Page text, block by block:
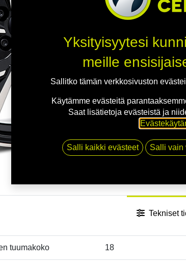
Tekniset
tuumakoko 18
Yksityisyytesi
meille
Sallitko tämän verkkosivuston
Käytämme evästeitä
Saat lisätietoja evästeistä ja
Salli kaikki evästeet Salli vain